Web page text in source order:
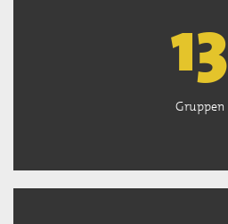
13
Gruppen